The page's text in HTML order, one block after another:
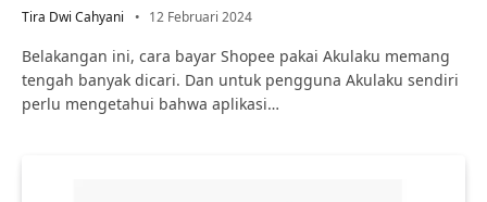
Tira Dwi Cahyani 12 Februari 2024
Belakangan ini, cara bayar Shopee pakai Akulaku memang
tengah banyak dicari. Dan untuk pengguna Akulaku sendiri
perlu mengetahui bahwa aplikasi…